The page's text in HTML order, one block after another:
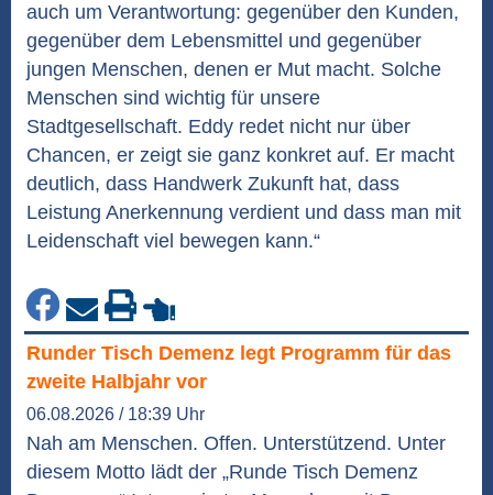
auch um Verantwortung: gegenüber den Kunden,
gegenüber dem Lebensmittel und gegenüber
jungen Menschen, denen er Mut macht. Solche
Menschen sind wichtig für unsere
Stadtgesellschaft. Eddy redet nicht nur über
Chancen, er zeigt sie ganz konkret auf. Er macht
deutlich, dass Handwerk Zukunft hat, dass
Leistung Anerkennung verdient und dass man mit
Leidenschaft viel bewegen kann.“
Runder Tisch Demenz legt Programm für das
zweite Halbjahr vor
06.08.2026 / 18:39 Uhr
Nah am Menschen. Offen. Unterstützend. Unter
diesem Motto lädt der „Runde Tisch Demenz